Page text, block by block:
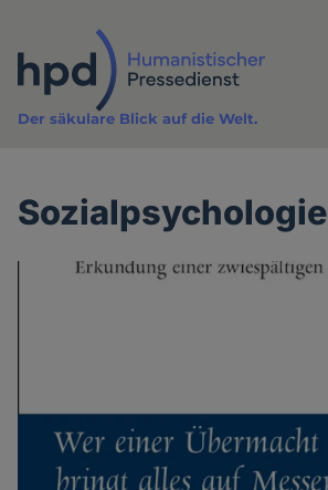
Inhalt
Der säkulare Blick auf die Welt.
Sozialpsychologie